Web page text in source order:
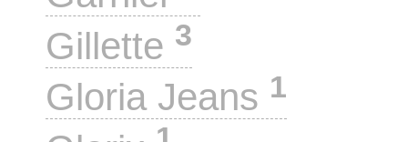
Gillette 3
Gloria Jeans 1